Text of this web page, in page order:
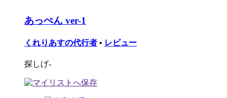
あっぺん ver-1
くれりあすの代行者 • レビュー
探しげ-